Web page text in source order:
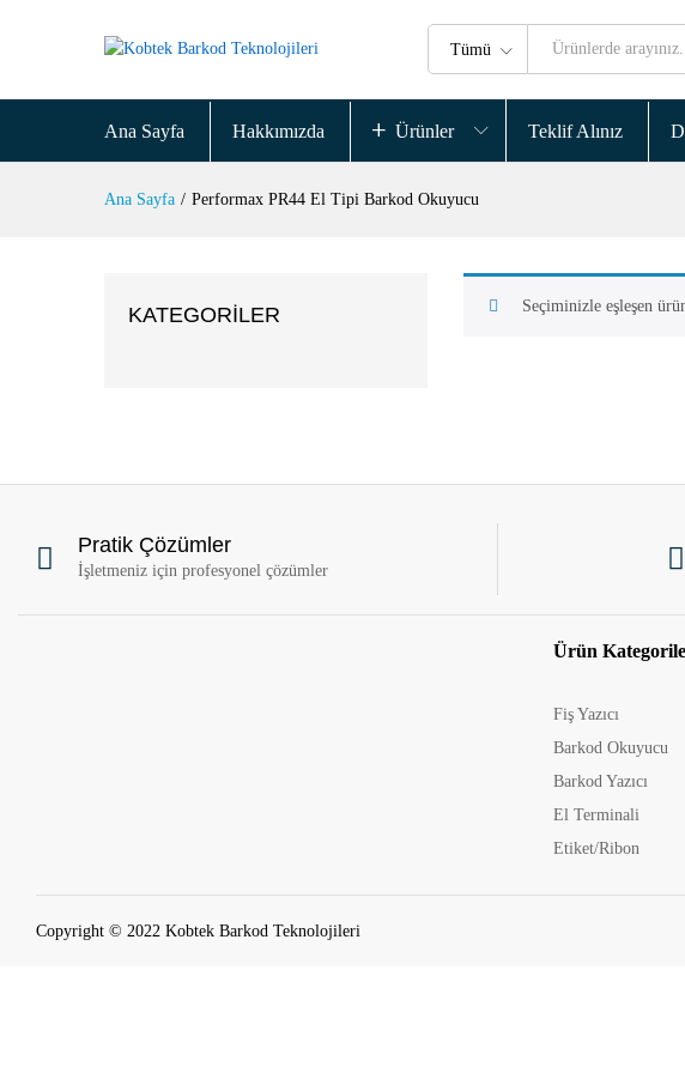
Tümü
Ana Sayfa Hakkımızda Ürünler Teklif Alınız
Ana Sayfa / Performax PR44 El Tipi Barkod Okuyucu
Seçiminizle eşleşen
KATEGORILER
Pratik Çözümler
İşletmeniz için profesyonel çözümler
Ürün
Fiş Yazıcı
Barkod Okuyucu
Barkod Yazıcı
El Terminali
Etiket/Ribon
Copyright © 2022 Kobtek Barkod Teknolojileri